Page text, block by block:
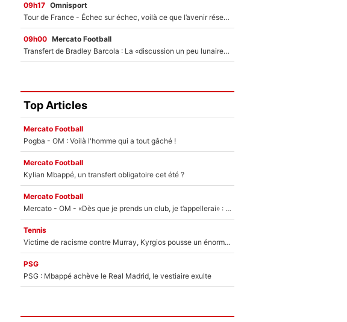
09h17 Omnisport
Tour de France - Échec sur échec, voilà ce que l’avenir réserve à Paul Seixas : «Tant qu’il y aura un Pogacar comme celui-là...»
09h00 Mercato Football
Transfert de Bradley Barcola : La «discussion un peu lunaire» qui l'a convaincu de quitter le PSG, son entourage est pointé du doigt
Top Articles
Mercato Football
Pogba - OM : Voilà l'homme qui a tout gâché !
Mercato Football
Kylian Mbappé, un transfert obligatoire cet été ?
Mercato Football
Mercato - OM - «Dès que je prends un club, je t’appellerai» : La promesse de Marcelino au moment de claquer la porte
Tennis
Victime de racisme contre Murray, Kyrgios pousse un énorme coup de gueule !
PSG
PSG : Mbappé achève le Real Madrid, le vestiaire exulte